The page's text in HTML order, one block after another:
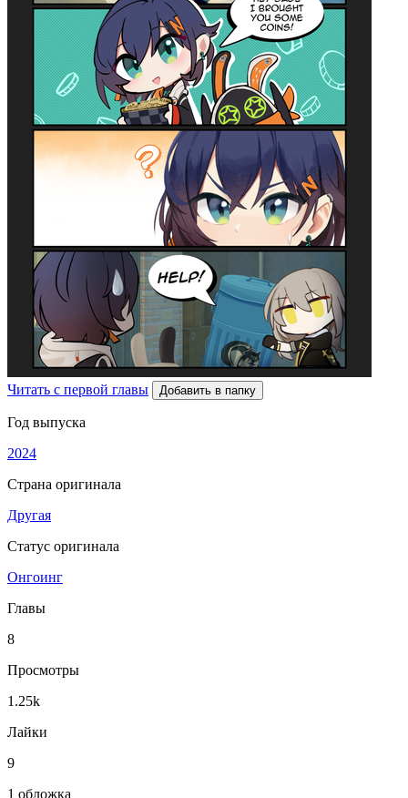
Читать с первой главы Добавить в папку
Год выпуска
2024
Страна оригинала
Другая
Статус оригинала
Онгоинг
Главы
8
Просмотры
1.25k
Лайки
9
1 обложка